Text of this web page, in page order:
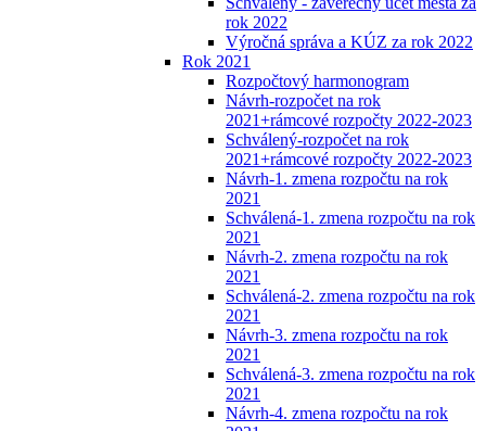
rok 2022
Výročná správa a KÚZ za rok 2022
Rok 2021
Rozpočtový harmonogram
Návrh-rozpočet na rok
2021+rámcové rozpočty 2022-2023
Schválený-rozpočet na rok
2021+rámcové rozpočty 2022-2023
Návrh-1. zmena rozpočtu na rok
2021
Schválená-1. zmena rozpočtu na rok
2021
Návrh-2. zmena rozpočtu na rok
2021
Schválená-2. zmena rozpočtu na rok
2021
Návrh-3. zmena rozpočtu na rok
2021
Schválená-3. zmena rozpočtu na rok
2021
Návrh-4. zmena rozpočtu na rok